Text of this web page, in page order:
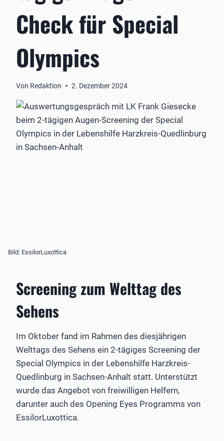
Check für Special
Olympics
Von Redaktion 2. Dezember 2024
Bild: EssilorLuxottica
Screening zum Welttag des
Sehens
Im Oktober fand im Rahmen des diesjährigen
Welttags des Sehens ein 2-tägiges Screening der
Special Olympics in der Lebenshilfe Harzkreis-
Quedlinburg in Sachsen-Anhalt statt. Unterstützt
wurde das Angebot von freiwilligen Helfern,
darunter auch des Opening Eyes Programms von
EssilorLuxottica.